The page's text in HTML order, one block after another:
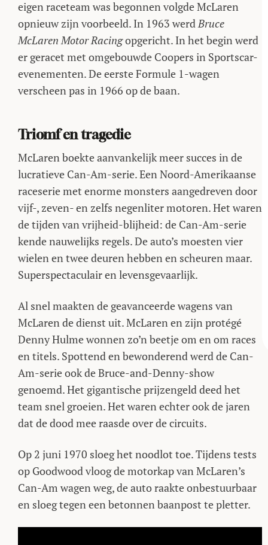
eigen raceteam was begonnen volgde McLaren
opnieuw zijn voorbeeld. In 1963 werdBruce
McLaren Motor Racingopgericht. In het begin werd
er geracet met omgebouwde Coopers in Sportscar-
evenementen. De eerste Formule 1-wagen
verscheen pas in 1966 op de baan.
Triomf en tragedie
McLaren boekte aanvankelijk meer succes in de
lucratieve Can-Am-serie. Een Noord-Amerikaanse
raceserie met enorme monsters aangedreven door
vijf-, zeven- en zelfs negenliter motoren. Het waren
de tijden van vrijheid-blijheid: de Can-Am-serie
kende nauwelijks regels. De auto’s moesten vier
wielen en twee deuren hebben en scheuren maar.
Superspectaculair en levensgevaarlijk.
Al snel maakten de geavanceerde wagens van
McLaren de dienst uit. McLaren en zijn protégé
Denny Hulme wonnen zo’n beetje om en om races
en titels. Spottend en bewonderend werd de Can-
Am-serie ook de Bruce-and-Denny-show
genoemd. Het gigantische prijzengeld deed het
team snel groeien. Het waren echter ook de jaren
dat de dood mee raasde over de circuits.
Op 2 juni 1970 sloeg het noodlot toe. Tijdens tests
op Goodwood vloog de motorkap van McLaren’s
Can-Am wagen weg, de auto raakte onbestuurbaar
en sloeg tegen een betonnen baanpost te pletter.